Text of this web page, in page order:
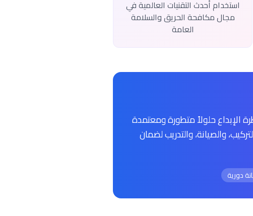
استخدام أحدث التقنيات العالمية في
مجال مكافحة الحريق والسلامة
العامة
الإبداع حلولاً متطورة ومعتمدة
والصيانة، والتدريب لضمان
دورية